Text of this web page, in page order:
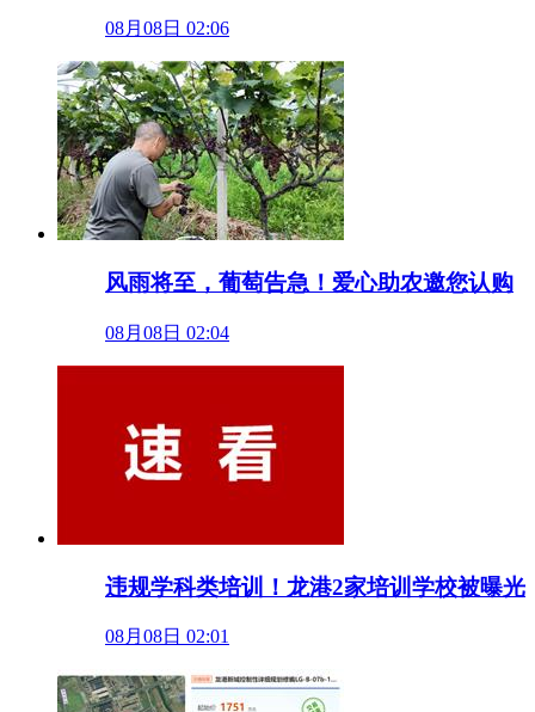
08月08日 02:06
风雨将至，葡萄告急！爱心助农邀您认购
08月08日 02:04
违规学科类培训！龙港2家培训学校被曝光
08月08日 02:01